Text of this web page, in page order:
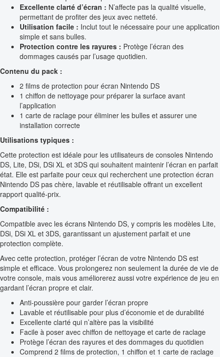
Excellente clarté d’écran : N’affecte pas la qualité visuelle,
permettant de profiter des jeux avec netteté.
Utilisation facile : Inclut tout le nécessaire pour une application
simple et sans bulles.
Protection contre les rayures : Protège l’écran des
dommages causés par l’usage quotidien.
Contenu du pack :
2 films de protection pour écran Nintendo DS
1 chiffon de nettoyage pour préparer la surface avant
l’application
1 carte de raclage pour éliminer les bulles et assurer une
installation correcte
Utilisations typiques :
Cette protection est idéale pour les utilisateurs de consoles Nintendo
DS, Lite, DSi, DSi XL et 3DS qui souhaitent maintenir l’écran en parfait
état. Elle est parfaite pour ceux qui recherchent une protection écran
Nintendo DS pas chère, lavable et réutilisable offrant un excellent
rapport qualité-prix.
Compatibilité :
Compatible avec les écrans Nintendo DS, y compris les modèles Lite,
DSi, DSi XL et 3DS, garantissant un ajustement parfait et une
protection complète.
Avec cette protection, protéger l’écran de votre Nintendo DS est
simple et efficace. Vous prolongerez non seulement la durée de vie de
votre console, mais vous améliorerez aussi votre expérience de jeu en
gardant l’écran propre et clair.
Anti-poussière pour garder l’écran propre
Lavable et réutilisable pour plus d’économie et de durabilité
Excellente clarté qui n’altère pas la visibilité
Facile à poser avec chiffon de nettoyage et carte de raclage
Protège l’écran des rayures et des dommages du quotidien
Comprend 2 films de protection, 1 chiffon et 1 carte de raclage